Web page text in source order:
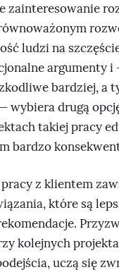
zainteresowanie
ludzi na
argumenty
bardziej, a
wybiera drugą
takiej pracy
bardzo
z klientem
które są
kolejnych
uczą się